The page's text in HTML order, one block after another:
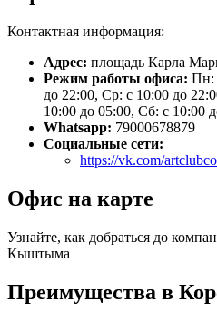
Контактная информация:
Адрес: площадь Карла
Режим работы офиса: Пн:
до 22:00, Ср: с 10:00 до
10:00 до 05:00, Сб: с 10:00
Whatsapp: 79000678879
Социальные сети:
https://vk.com/
Офис на карте
Узнайте, как добраться до
Кыштыма
Преимущества в